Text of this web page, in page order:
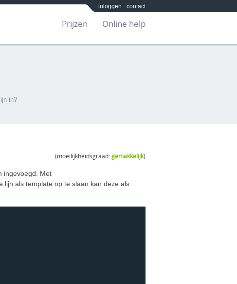
inloggen contact
Prijzen Online help
in?
(moeilijkheidsgraad:gemakkelijk)
ingevoegd. Met
lijn als template op te slaan kan deze als